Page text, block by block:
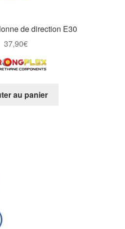
de direction E30
37,90€
au panier